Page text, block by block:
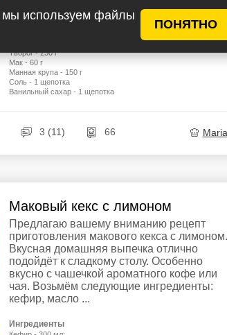
мы используем файлы
ПОНЯТНО
Для начинки:
Творог - 250 г
Мак - 60 г
Манная крупа - 150 г
Соль - 1 щепотка
Ванильный сахар - 1 щепотка
3 (11) 66
Маковый кекс с лимоном
Предлагаю вашему вниманию рецепт
приготовления макового кекса с лимоном.
Вкусная домашняя выпечка отлично
подойдёт к сладкому столу. Особенно
вкусно с чашечкой ароматного кофе или
чая. Возьмём следующие ингредиенты:
кефир, масло ...
Ингредиенты